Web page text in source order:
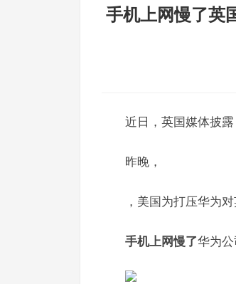
手机上网慢了英
近日，英国媒体披
昨晚，
，美国为打压华为
手机上网慢了华为